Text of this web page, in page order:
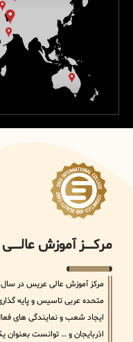
مرکــــــز آموزش عالــــــی
متحده عربی تاسیس و پایه
ایجاد شعب و نمایندگی های
اذربایجان و … توانست